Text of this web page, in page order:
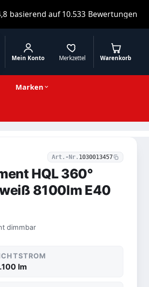
basierend auf10.533 Bewertungen
Merkzettel
Mein Konto Warenkorb
Marken
Art.-Nr. 1030013457
HQL 360°
8100lm E40
dimmbar
lm
70,35 € inkl. MwSt. In den Warenkorb